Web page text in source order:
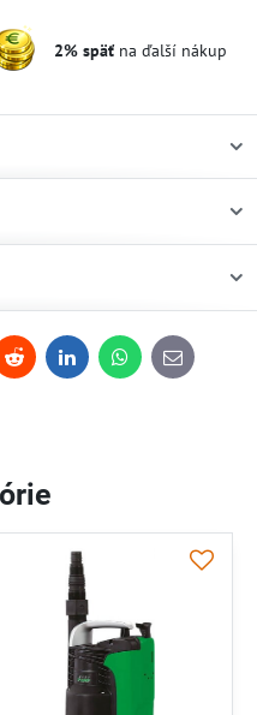
2% späťna ďalší nákup
Reddit LinkedInWhatsApp
E-
mail